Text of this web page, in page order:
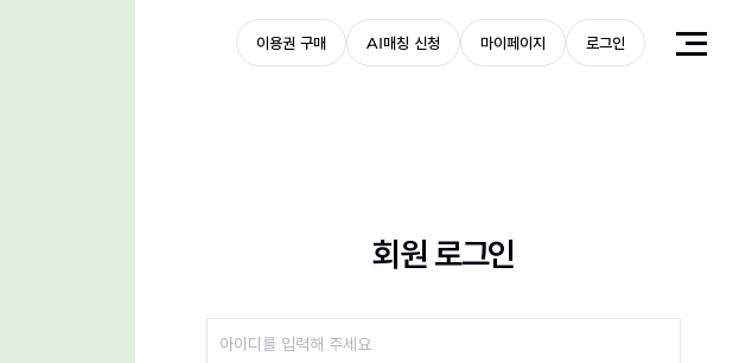
이용권 구매 AI매칭 신청 마이페이지 로그인
회원 로그인